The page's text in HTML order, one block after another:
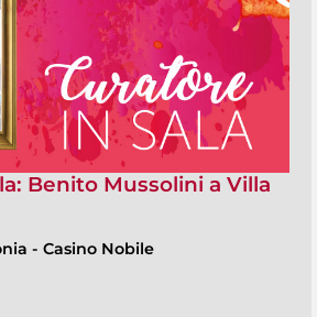
Benito Mussolini a Villa
- Casino Nobile